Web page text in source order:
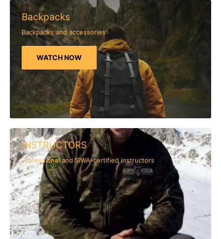
Backpacks
Backpacks and accessories
WATCH NOW
INSTRUCTORS
Professional and SIWA-certified instructors